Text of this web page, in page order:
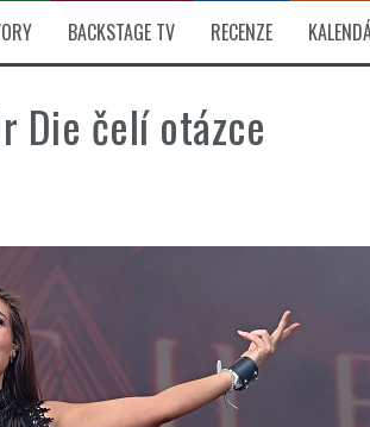
legendární Root i s Big Bossem či
cestu k albu, Slížovici i turné
BACKSTAGE TV RECENZE
Die čelí otázce